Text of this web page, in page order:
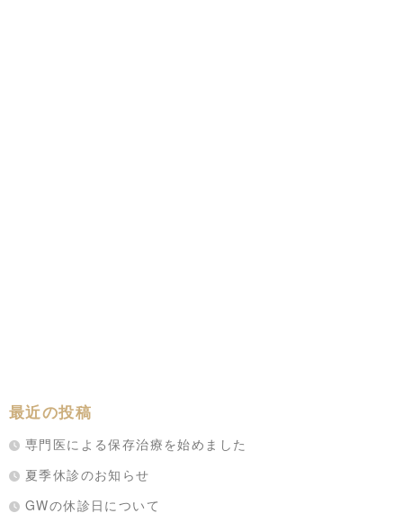
最近の投稿
専門医による保存治療を始めました
夏季休診のお知らせ
GWの休診日について